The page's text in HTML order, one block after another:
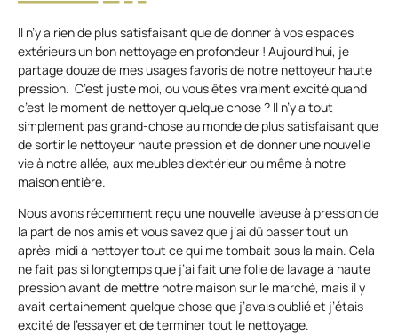
Il n’y a rien de plus satisfaisant que de donner à vos espaces
extérieurs un bon nettoyage en profondeur ! Aujourd’hui, je
partage douze de mes usages favoris de notre nettoyeur haute
pression. C’est juste moi, ou vous êtes vraiment excité quand
c’est le moment de nettoyer quelque chose ? Il n’y a tout
simplement pas grand-chose au monde de plus satisfaisant que
de sortir le nettoyeur haute pression et de donner une nouvelle
vie à notre allée, aux meubles d’extérieur ou même à notre
maison entière.
Nous avons récemment reçu une nouvelle laveuse à pression de
la part de nos amis et vous savez que j’ai dû passer tout un
après-midi à nettoyer tout ce qui me tombait sous la main. Cela
ne fait pas si longtemps que j’ai fait une folie de lavage à haute
pression avant de mettre notre maison sur le marché, mais il y
avait certainement quelque chose que j’avais oublié et j’étais
excité de l’essayer et de terminer tout le nettoyage.